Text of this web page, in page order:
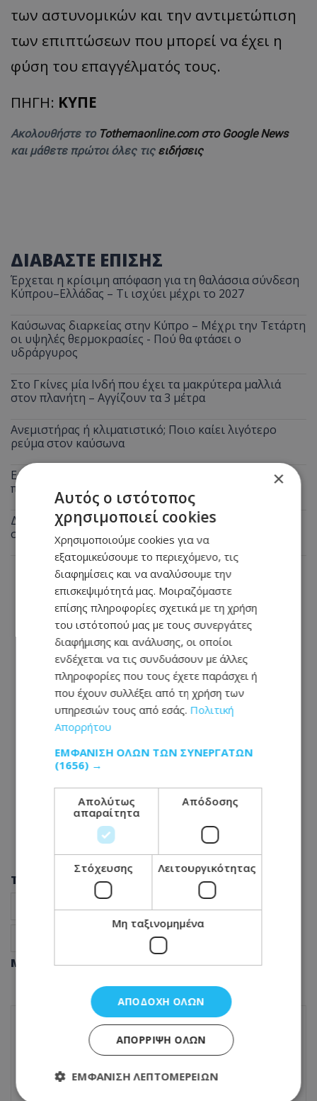
των αστυνομικών και την αντιμετώπιση
των επιπτώσεων που μπορεί να έχει η
φύση του επαγγέλματός τους.
ΠΗΓΗ: ΚΥΠΕ
Ακολουθήστε το Tothemaonline.com στο Google News
και μάθετε πρώτοι όλες τις ειδήσεις
ΔΙΑΒΑΣΤΕ ΕΠΙΣΗΣ
Έρχεται η κρίσιμη απόφαση για τη θαλάσσια σύνδεση
Κύπρου–Ελλάδας – Τι ισχύει μέχρι το 2027
Καύσωνας διαρκείας στην Κύπρο – Μέχρι την Τετάρτη
οι υψηλές θερμοκρασίες - Πού θα φτάσει ο
υδράργυρος
Στο Γκίνες μία Ινδή που έχει τα μακρύτερα μαλλιά
στον πλανήτη – Αγγίζουν τα 3 μέτρα
Ανεμιστήρας ή κλιματιστικό; Ποιο καίει λιγότερο
ρεύμα στον καύσωνα
Εφιάλτης για 23χρονο διανομέα στη Λεμεσό: Πήγε για
παραγγελία και έπεσε σε ληστές
Δεν θα πιστεύετε τι άκουσε η Άννα Βίσση σε δρόμο
στο Φισκάρδο – Δείτε βίντεο
Tags
Μοιράσου αυτό το άρθρο
ΠΡΟΗΓΟΎΜΕΝΟ ΆΡΘΡΟ
Πένθος στην Πάτρα για τον 36χρονο
πυροσβέστη της ΕΜΑΚ που άφησε την
τελευταία του πνοή
×
Αυτός ο ιστότοπος
χρησιμοποιεί cookies
Χρησιμοποιούμε cookies για να
εξατομικεύσουμε το περιεχόμενο, τις
διαφημίσεις και να αναλύσουμε την
επισκεψιμότητά μας. Μοιραζόμαστε
επίσης πληροφορίες σχετικά με τη χρήση
του ιστότοπού μας με τους συνεργάτες
διαφήμισης και ανάλυσης, οι οποίοι
ενδέχεται να τις συνδυάσουν με άλλες
πληροφορίες που τους έχετε παράσχει ή
που έχουν συλλέξει από τη χρήση των
υπηρεσιών τους από εσάς. Πολιτική
Απορρήτου
ΕΜΦΆΝΙΣΗ ΌΛΩΝ ΤΩΝ ΣΥΝΕΡΓΑΤΏΝ
(1656) →
Απολύτως
απαραίτητα
Απόδοσης
Στόχευσης Λειτουργικότητας
Μη ταξινομημένα
ΑΠΟΔΟΧΉ ΌΛΩΝ
ΑΠΌΡΡΙΨΗ ΌΛΩΝ
ΕΜΦΆΝΙΣΗ ΛΕΠΤΟΜΕΡΕΙΏΝ